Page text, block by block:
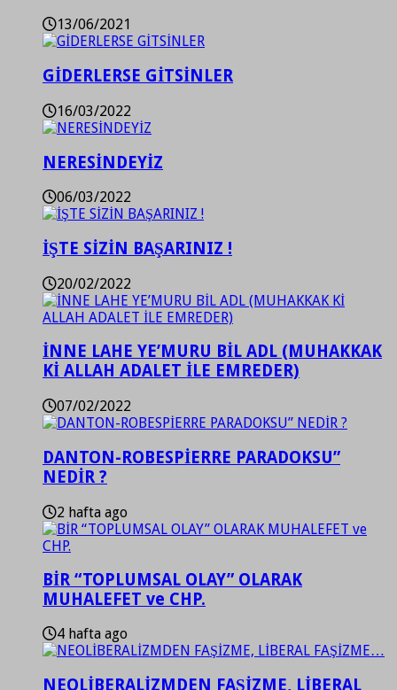
13/06/2021
GİDERLERSE GİTSİNLER
16/03/2022
NERESİNDEYİZ
06/03/2022
İŞTE SİZİN BAŞARINIZ !
20/02/2022
İNNE LAHE YE’MURU BİL ADL (MUHAKKAK
Kİ ALLAH ADALET İLE EMREDER)
07/02/2022
DANTON-ROBESPİERRE PARADOKSU”
NEDİR ?
2 hafta ago
BİR “TOPLUMSAL OLAY” OLARAK
MUHALEFET ve CHP.
4 hafta ago
NEOLİBERALİZMDEN FAŞİZME, LİBERAL